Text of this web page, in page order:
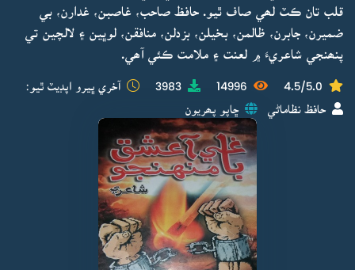
قلب تان ڪٽ لھي صاف ٿيو. حافظ صاحب، غاصبن، غدارن، بي
ضميرن، جابرن، ظالمن، بخيلن، بزدلن، منافقن، لوڀين ۽ لالچين تي
پنھنجي شاعريءَ ۾ لعنت ۽ ملامت ڪئي آھي.
4.5/5.0
14996
3983 آخري ڀيرو اپڊيٽ ٿيو:
حافظ نظاماڻي ڇاپو پھريون